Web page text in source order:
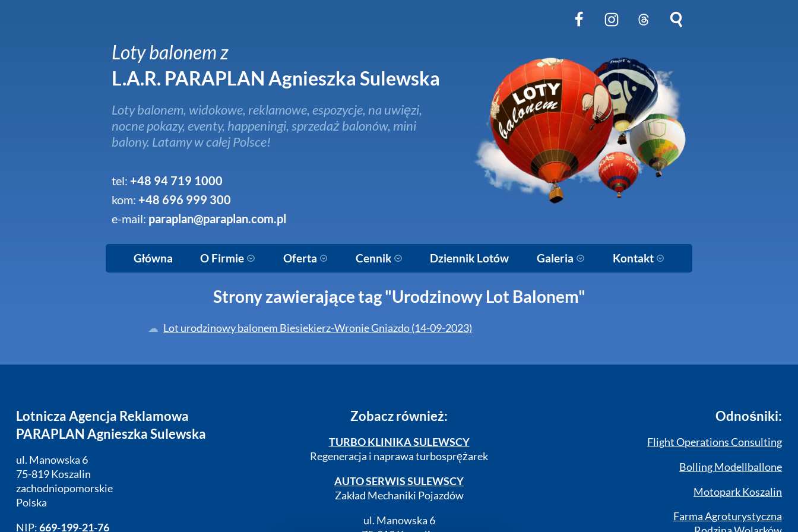
Loty balonem z
L.A.R. PARAPLAN Agnieszka Sulewska
Loty balonem, widokowe, reklamowe, espozycje, na uwięzi,
nocne pokazy, eventy, happeningi, sprzedaż balonów, mini
balony. Latamy w całej Polsce!
tel: +48 94 719 1000
kom: +48 696 999 300
e-mail: paraplan@paraplan.com.pl
Główna O Firmie Oferta Cennik Dziennik Lotów Galeria Kontakt
Strony zawierające tag "Urodzinowy Lot Balonem"
Lot urodzinowy balonem Biesiekierz-Wronie Gniazdo (14-09-2023)
Lotnicza Agencja Reklamowa
PARAPLAN Agnieszka Sulewska
ul. Manowska 6
75-819 Koszalin
zachodniopomorskie
Polska
NIP:669-199-21-76
Zobacz również:
TURBO KLINIKA SULEWSCY
Regeneracja i naprawa turbosprężarek
AUTO SERWIS SULEWSCY
Zakład Mechaniki Pojazdów
ul. Manowska 6
Odnośniki:
Flight Operations Consulting
Bolling Modellballone
Motopark Koszalin
Farma Agroturystyczna